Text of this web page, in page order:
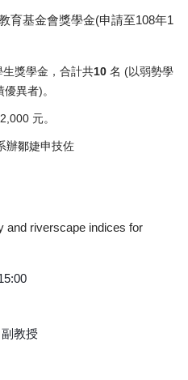
育基金會獎學金(申請至108年1
獎學金，合計共10 名 (以弱勢學
異者)。
元。
辦鄒婕申技佐
and riverscape indices for
教授